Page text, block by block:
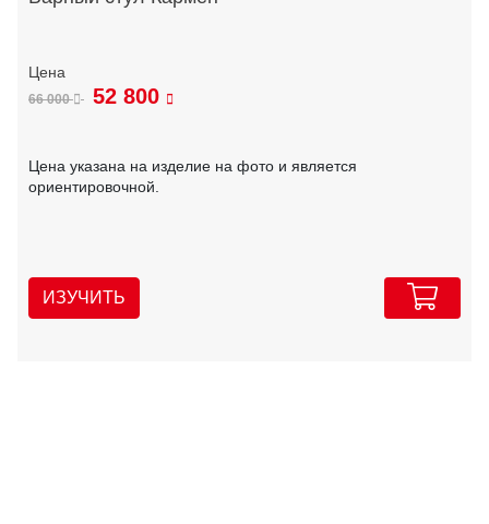
66 000 52 800
Цена указана на изделие на фото и является
ориентировочной.
ИЗУЧИТЬ